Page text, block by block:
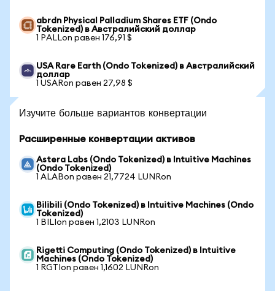
abrdn Physical Palladium Shares ETF (Ondo
Tokenized) в Австралийский доллар
1 PALLon равен 176,91 $
USA Rare Earth (Ondo Tokenized) в Австралийский
доллар
1 USARon равен 27,98 $
Изучите больше вариантов конвертации
Расширенные конвертации активов
Astera Labs (Ondo Tokenized) в Intuitive Machines
(Ondo Tokenized)
1 ALABon равен 21,7724 LUNRon
Bilibili (Ondo Tokenized) в Intuitive Machines (Ondo
Tokenized)
1 BILIon равен 1,2103 LUNRon
Rigetti Computing (Ondo Tokenized) в Intuitive
Machines (Ondo Tokenized)
1 RGTIon равен 1,1602 LUNRon